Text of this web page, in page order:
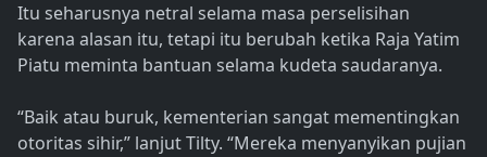
Itu seharusnya netral selama masa perselisihan
karena alasan itu, tetapi itu berubah ketika Raja Yatim
Piatu meminta bantuan selama kudeta saudaranya.
“Baik atau buruk, kementerian sangat mementingkan
otoritas sihir,” lanjut Tilty. “Mereka menyanyikan pujian